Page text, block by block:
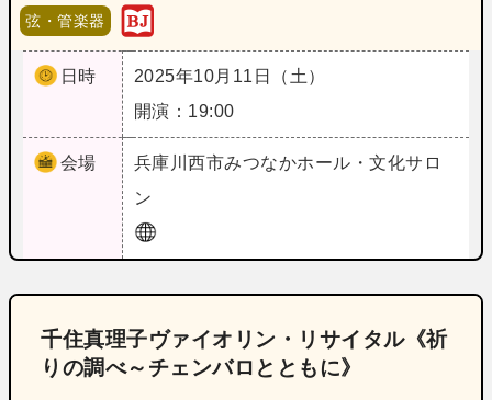
弦・管楽器
日時
2025年10月11日（土）
開演：19:00
会場 兵庫 川西市みつなかホール・文化サロ
ン
千住真理子ヴァイオリン・リサイタル《祈
りの調べ～チェンバロとともに》